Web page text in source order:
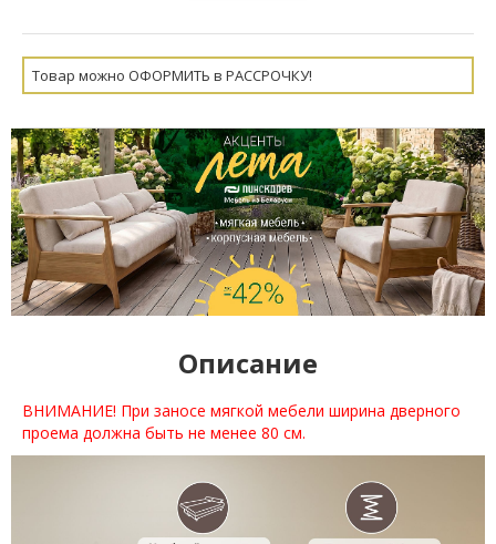
Товар можно ОФОРМИТЬ в РАССРОЧКУ!
Описание
ВНИМАНИЕ! При заносе мягкой мебели ширина дверного
проема должна быть не менее 80 см.